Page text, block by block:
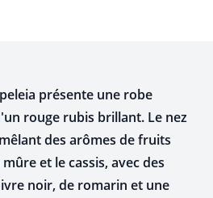
présente une robe
rouge rubis brillant. Le nez
des arômes de fruits
et le cassis, avec des
noir, de romarin et une